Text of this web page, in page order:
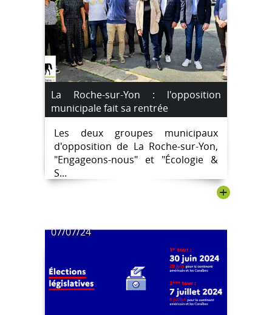
La Roche-sur-Yon : l'opposition
municipale fait sa rentrée
Les deux groupes municipaux
d'opposition de La Roche-sur-Yon,
"Engageons-nous" et "Écologie &
S...
+
07/07/24